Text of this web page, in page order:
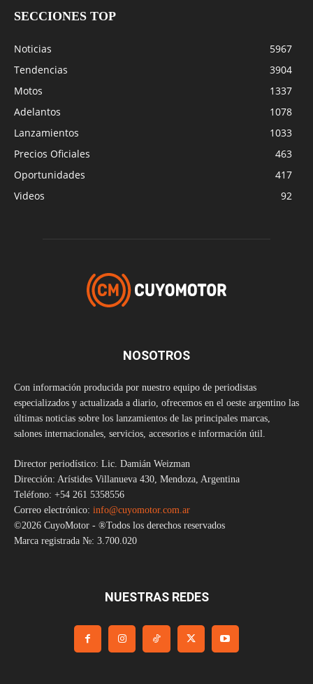
SECCIONES TOP
Noticias
5967
Tendencias
3904
Motos
1337
Adelantos
1078
Lanzamientos
1033
Precios Oficiales
463
Oportunidades
417
Videos
92
NOSOTROS
Con información producida por nuestro equipo de periodistas
especializados y actualizada a diario, ofrecemos en el oeste argentino las
últimas noticias sobre los lanzamientos de las principales marcas,
salones internacionales, servicios, accesorios e información útil.
Director periodístico: Lic. Damián Weizman
Dirección: Arístides Villanueva 430, Mendoza, Argentina
Teléfono: +54 261 5358556
Correo electrónico: info@cuyomotor.com.ar
©2026 CuyoMotor - ®Todos los derechos reservados
Marca registrada №: 3.700.020
NUESTRAS REDES